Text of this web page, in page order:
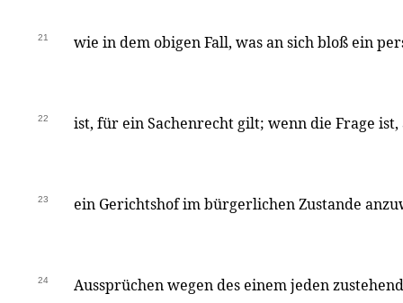
21 wie in dem obigen Fall, was an sich bloß ein
22 ist, für ein Sachenrecht gilt; wenn die Frage
23 ein Gerichtshof im bürgerlichen Zustande
24 Aussprüchen wegen des einem jeden